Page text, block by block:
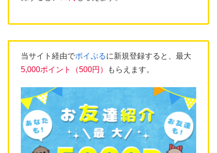
当サイト経由でポイぷるに新規登録すると、最大
5,000ポイント（500円）
もらえます。